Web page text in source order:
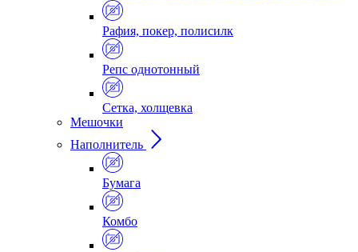
Рафия, покер, полисилк
Репс однотонный
Сетка, холщевка
Мешочки
Наполнитель
Бумага
Комбо